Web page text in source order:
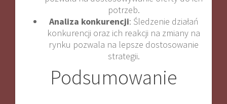
potrzeb.
Analiza konkurencji: Śledzenie działań
konkurencji oraz ich reakcji na zmiany na
rynku pozwala na lepsze dostosowanie
strategii.
Podsumowanie